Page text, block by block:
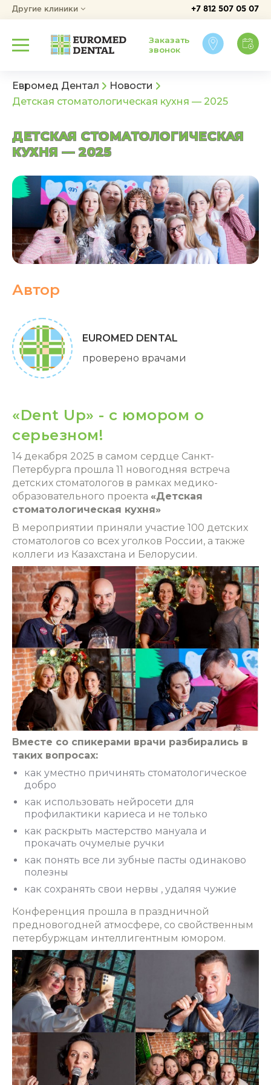
+7 812 507 05 07
Другие клиники
Заказать
звонок
Евромед Дентал
Новости
Детская стоматологическая кухня — 2025
ДЕТСКАЯ СТОМАТОЛОГИЧЕСКАЯ
КУХНЯ — 2025
Автор
EUROMED DENTAL
проверено врачами
«Dent Up» - с юмором о
серьезном!
14 декабря 2025 в самом сердце Санкт-
Петербурга прошла 11 новогодняя встреча
детских стоматологов в рамках медико-
образовательного проекта «Детская
стоматологическая кухня»
В мероприятии приняли участие 100 детских
стоматологов со всех уголков России, а также
коллеги из Казахстана и Белорусии.
Вместе со спикерами врачи разбирались в
таких вопросах:
как уместно причинять стоматологическое
добро
как использовать нейросети для
профилактики кариеса и не только
как раскрыть мастерство мануала и
прокачать очумелые ручки
как понять все ли зубные пасты одинаково
полезны
как сохранять свои нервы , удаляя чужие
Конференция прошла в праздничной
предновогодней атмосфере, со свойственным
петербуржцам интеллигентным юмором.